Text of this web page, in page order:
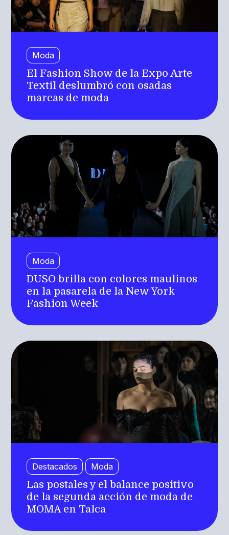
Moda
El Fashion Show de la Expo Arte
Textil deslumbró con osadas
marcas de moda
Moda
DUSO brilla con colores maulinos
en la pasarela de la New York
Fashion Week
Destacados Moda
Las postales y el balance positivo
de la segunda acción de moda de
MOMA en Talca